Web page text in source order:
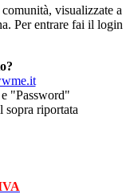
visualizzate a
Per entrare fai il login
"Password"
sopra riportata